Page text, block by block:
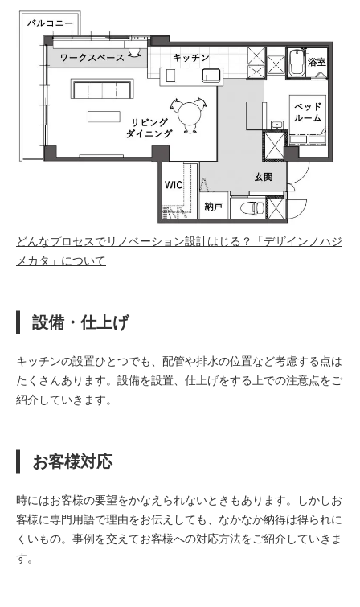
どんなプロセスでリノベーション設計はじる？「デザインノハジ
メカタ」について
設備・仕上げ
キッチンの設置ひとつでも、配管や排水の位置など考慮する点は
たくさんあります。設備を設置、仕上げをする上での注意点をご
紹介していきます。
お客様対応
時にはお客様の要望をかなえられないときもあります。しかしお
客様に専門用語で理由をお伝えしても、なかなか納得は得られに
くいもの。事例を交えてお客様への対応方法をご紹介していきま
す。